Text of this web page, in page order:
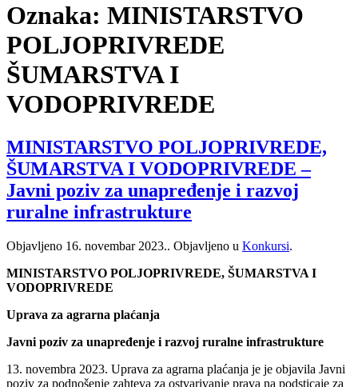
Oznaka: MINISTARSTVO
POLJOPRIVREDE
ŠUMARSTVA I
VODOPRIVREDE
MINISTARSTVO POLJOPRIVREDE,
ŠUMARSTVA I VODOPRIVREDE –
Javni poziv za unapređenje i razvoj
ruralne infrastrukture
Objavljeno 16. novembar 2023.. Objavljeno u Konkursi.
MINISTARSTVO POLJOPRIVREDE, ŠUMARSTVA I
VODOPRIVREDE
Uprava za agrarna plaćanja
Javni poziv za unapređenje i razvoj ruralne infrastrukture
13. novembra 2023. Uprava za agrarna plaćanja je je objavila Javni
poziv za podnošenje zahteva za ostvarivanje prava na podsticaje za